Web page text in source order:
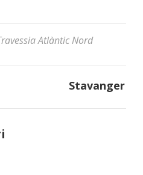
Atlàntic Nord
Stavanger